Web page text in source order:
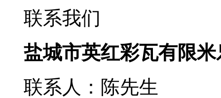
联系我们
盐城市英红彩瓦有限
联系人：陈先生